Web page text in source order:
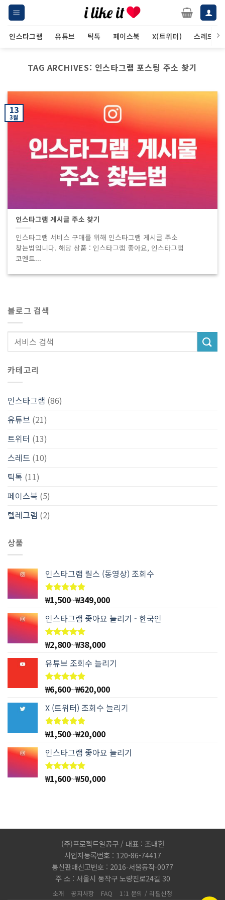
Skip
content
인스타그램 유튜브 틱톡 페이스북 X(트위터) 스레드
TAG ARCHIVES: 인스타그램 포스팅 주소 찾기
인스타그램 게시글 주소 찾기
인스타그램 서비스 구매를 위해 인스타그램 게시글 주소
찾는법입니다. 해당 상품 : 인스타그램 좋아요, 인스타그램
코멘트...
13
3월
블로그 검색
카테고리
인스타그램 (86)
유튜브 (21)
트위터 (13)
스레드 (10)
틱톡 (11)
페이스북 (5)
텔레그램 (2)
상품
인스타그램 릴스 (동영상) 조회수
5 중에서
4.97
평가됨
₩1,500~₩349,000
인스타그램 좋아요 늘리기 - 한국인
5 중에서
4.94
평가됨
₩2,800~₩38,000
유튜브 조회수 늘리기
5 중에서
4.78
평가됨
₩6,600~₩620,000
X (트위터) 조회수 늘리기
5 중에서
5.00
평가됨
₩1,500~₩20,000
인스타그램 좋아요 늘리기
5 중에서
4.83
₩1,600~₩50,000
(주)프로젝트일공구 / 대표 : 조대현
사업자등록번호 : 120-86-74417
통신판매신고번호 : 2016-서울동작-0077
주 소 : 서울시 동작구 노량진로24길 30
소개 공지사항 FAQ 1:1 문의 / 리필신청